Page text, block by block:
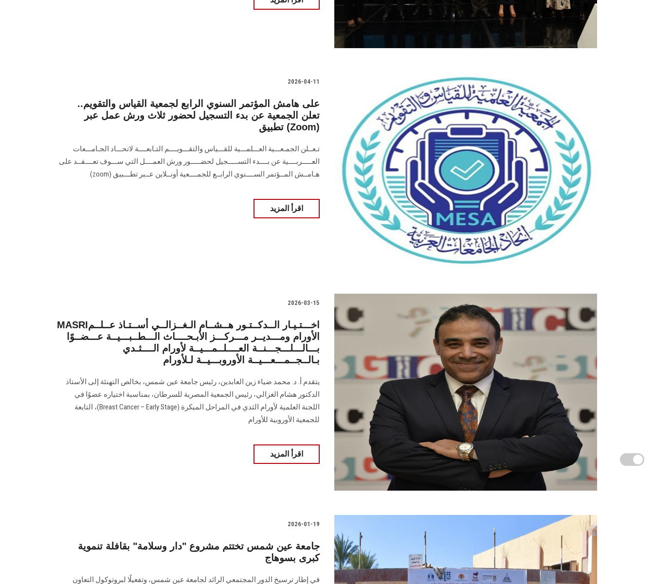
2026-04-11
على هامش المؤتمر السنوي الرابع لجمعية القياس والتقويم..
تعلن الجمعية عن بدء التسجيل لحضور ثلاث ورش عمل عبر
تطبيق (Zoom)
تـعــلن الجمـعـــية العـــلمـــية للقـــياس والتقـــويــــم التـابعــــة لاتحـــاد الجـامـــعات
العـــــربــــية عن بــــدء التســـــجيل لحضـــــور ورش العمــــل التي ســـوف تعــــقــد على
هـامــش المــؤتمر الســــنوي الرابــع للجمــــعية أونــلاين عــبر تطـــبيق (zoom)
اقرأ المزيد
2026-03-15
MASRIاخـــتـيـار الــدكــتـور هــشــام الـغــزالــي أســتـاذ عــلــم
الأورام ومـــديــر مـــركـــز الأبـحــــاث الـــطــبـــيــة عـــضــوًا
بـــالـــلـــجـــنــة العــــلــمـــيــة لأورام الــــثـدي
بـالــجــمـــعـــيــة الأوروبـــيــة لـلأورام
يتقدم أ. د. محمد ضياء زين العابدين، رئيس جامعة عين شمس، بخالص التهنئة إلى الأستاذ
الدكتور هشام الغزالي، رئيس الجمعية المصرية للسرطان، بمناسبة اختياره عضوًا في
اللجنة العلمية لأورام الثدي في المراحل المبكرة (Breast Cancer – Early Stage)، التابعة
للجمعية الأوروبية للأورام
اقرأ المزيد
2026-01-19
جامعة عين شمس تختتم مشروع "دار وسلامة" بقافلة تنموية
كبرى بسوهاج
في إطار ترسيخ الدور المجتمعي الرائد لجامعة عين شمس، وتفعيلًا لبروتوكول التعاون